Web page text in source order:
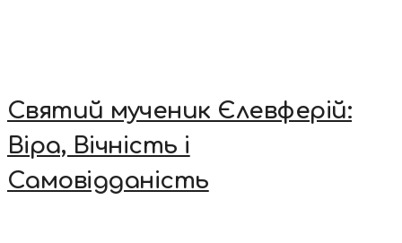
Святий мученик Єлевферій:
Віра, Вічність і
Самовідданість